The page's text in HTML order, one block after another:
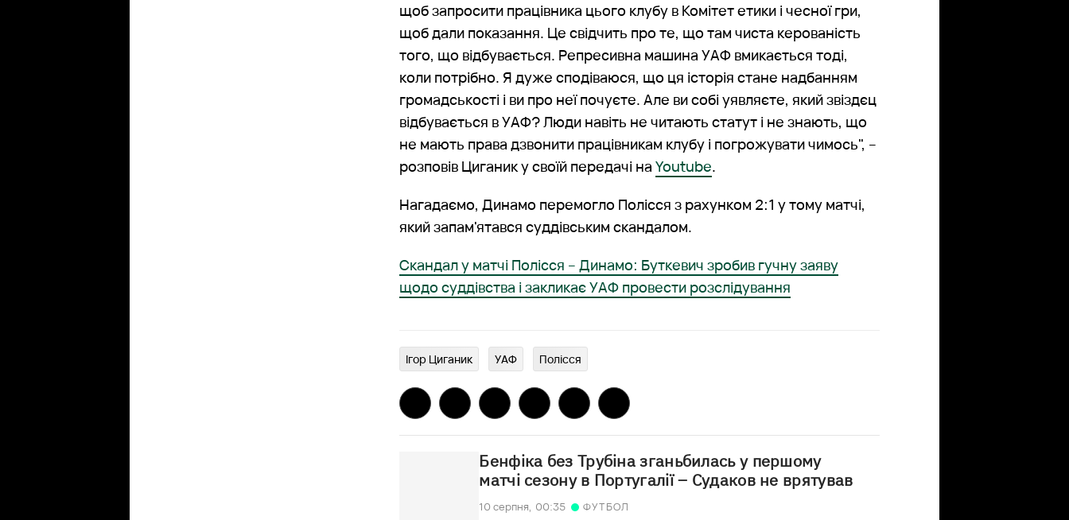
щоб запросити працівника цього клубу в Комітет етики і чесної гри,
щоб дали показання. Це свідчить про те, що там чиста керованість
того, що відбувається. Репресивна машина УАФ вмикається тоді,
коли потрібно. Я дуже сподіваюся, що ця історія стане надбанням
громадськості і ви про неї почуєте. Але ви собі уявляєте, який звіздєц
відбувається в УАФ? Люди навіть не читають статут і не знають, що
не мають права дзвонити працівникам клубу і погрожувати чимось", –
розповів Циганик у своїй передачі наYoutube.
Нагадаємо, Динамо перемогло Полісся з рахунком 2:1 у тому матчі,
який запам'ятався суддівським скандалом.
Скандал у матчі Полісся – Динамо: Буткевич зробив гучну заяву
щодо суддівства і закликає УАФ провести розслідування
Ігор Циганик УАФ Полісся
Бенфіка без Трубіна зганьбилась у першому
матчі сезону в Португалії – Судаков не врятував
10 серпня, 00:35 ФУТБОЛ